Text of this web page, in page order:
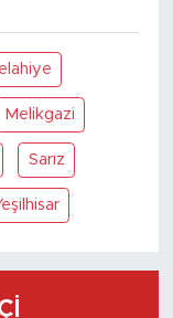
Melikgazi
Sarız